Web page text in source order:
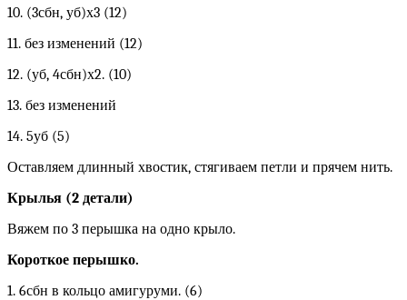
10. (3сбн, уб)х3 (12)
11. без изменений (12)
12. (уб, 4сбн)х2. (10)
13. без изменений
14. 5уб (5)
Оставляем длинный хвостик, стягиваем петли и прячем нить.
Крылья (2 детали)
Вяжем по 3 перышка на одно крыло.
Короткое перышко.
1. 6сбн в кольцо амигуруми. (6)